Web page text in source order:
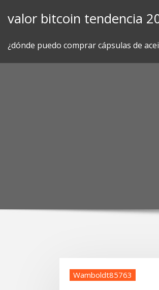
valor bitcoin tendencia
¿dónde puedo comprar cápsulas de
Wamboldt85763